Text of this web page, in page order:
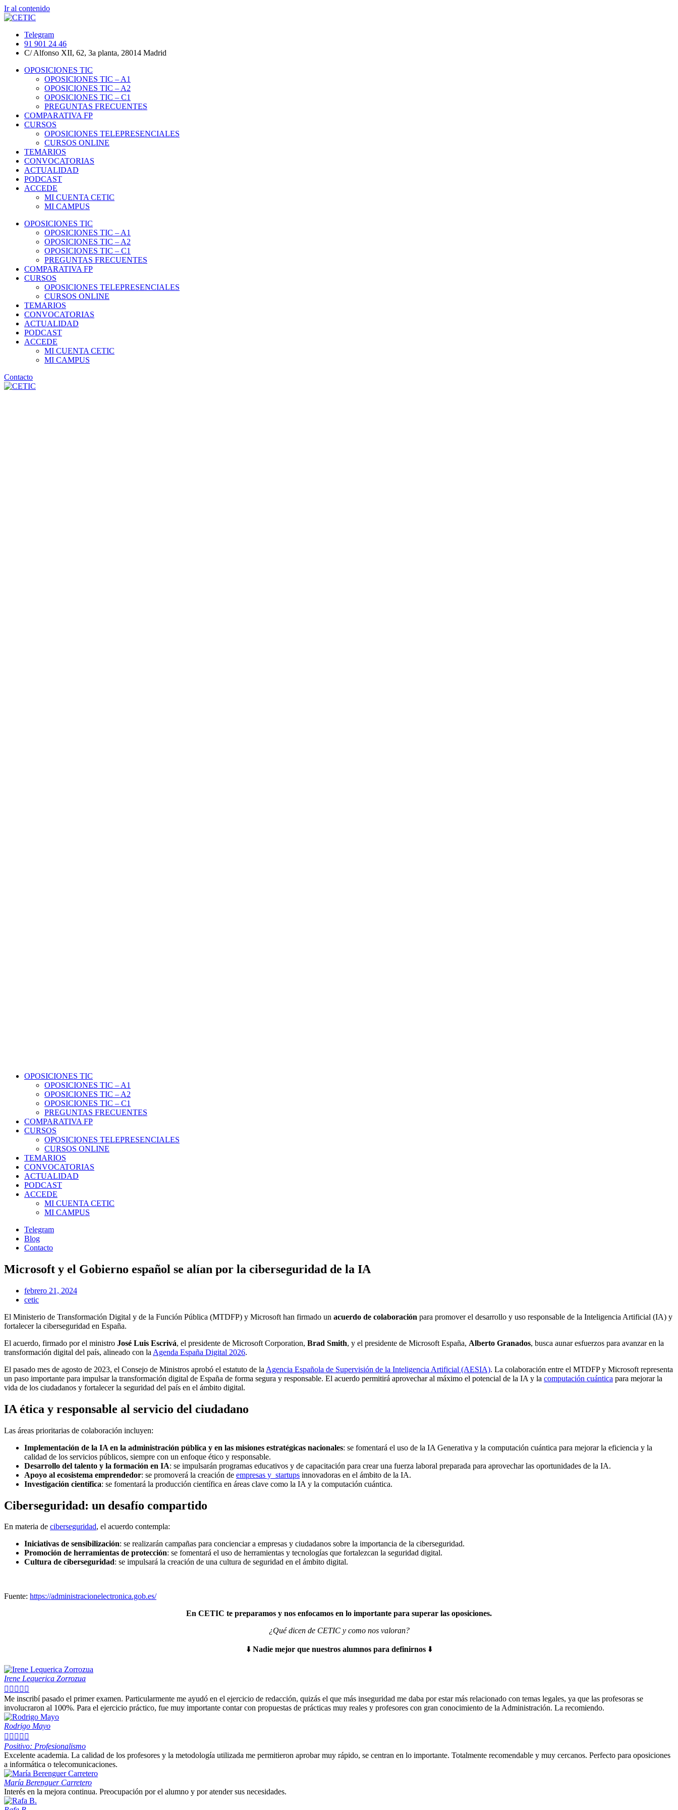
Ir al contenido
Telegram
91 901 24 46
C/ Alfonso XII, 62, 3a planta, 28014 Madrid
OPOSICIONES TIC
OPOSICIONES TIC – A1
OPOSICIONES TIC – A2
OPOSICIONES TIC – C1
PREGUNTAS FRECUENTES
COMPARATIVA FP
CURSOS
OPOSICIONES TELEPRESENCIALES
CURSOS ONLINE
TEMARIOS
CONVOCATORIAS
ACTUALIDAD
PODCAST
ACCEDE
MI CUENTA CETIC
MI CAMPUS
OPOSICIONES TIC
OPOSICIONES TIC – A1
OPOSICIONES TIC – A2
OPOSICIONES TIC – C1
PREGUNTAS FRECUENTES
COMPARATIVA FP
CURSOS
OPOSICIONES TELEPRESENCIALES
CURSOS ONLINE
TEMARIOS
CONVOCATORIAS
ACTUALIDAD
PODCAST
ACCEDE
MI CUENTA CETIC
MI CAMPUS
Contacto
OPOSICIONES TIC
OPOSICIONES TIC – A1
OPOSICIONES TIC – A2
OPOSICIONES TIC – C1
PREGUNTAS FRECUENTES
COMPARATIVA FP
CURSOS
OPOSICIONES TELEPRESENCIALES
CURSOS ONLINE
TEMARIOS
CONVOCATORIAS
ACTUALIDAD
PODCAST
ACCEDE
MI CUENTA CETIC
MI CAMPUS
Telegram
Blog
Contacto
Microsoft y el Gobierno español se alían por la ciberseguridad de la IA
febrero 21, 2024
cetic
El Ministerio de Transformación Digital y de la Función Pública (MTDFP) y Microsoft han firmado un acuerdo de colaboración para promover el desarrollo y uso responsable de la Inteligencia Artificial (IA) y
fortalecer la ciberseguridad en España.
El acuerdo, firmado por el ministro José Luis Escrivá, el presidente de Microsoft Corporation, Brad Smith, y el presidente de Microsoft España, Alberto Granados, busca aunar esfuerzos para avanzar en la
transformación digital del país, alineado con la Agenda España Digital 2026.
El pasado mes de agosto de 2023, el Consejo de Ministros aprobó el estatuto de la Agencia Española de Supervisión de la Inteligencia Artificial (AESIA). La colaboración entre el MTDFP y Microsoft representa
un paso importante para impulsar la transformación digital de España de forma segura y responsable. El acuerdo permitirá aprovechar al máximo el potencial de la IA y la computación cuántica para mejorar la
vida de los ciudadanos y fortalecer la seguridad del país en el ámbito digital.
IA ética y responsable al servicio del ciudadano
Las áreas prioritarias de colaboración incluyen:
Implementación de la IA en la administración pública y en las misiones estratégicas nacionales: se fomentará el uso de la IA Generativa y la computación cuántica para mejorar la eficiencia y la
calidad de los servicios públicos, siempre con un enfoque ético y responsable.
Desarrollo del talento y la formación en IA: se impulsarán programas educativos y de capacitación para crear una fuerza laboral preparada para aprovechar las oportunidades de la IA.
Apoyo al ecosistema emprendedor: se promoverá la creación de empresas y startups innovadoras en el ámbito de la IA.
Investigación científica: se fomentará la producción científica en áreas clave como la IA y la computación cuántica.
Ciberseguridad: un desafío compartido
En materia de ciberseguridad, el acuerdo contempla:
Iniciativas de sensibilización: se realizarán campañas para concienciar a empresas y ciudadanos sobre la importancia de la ciberseguridad.
Promoción de herramientas de protección: se fomentará el uso de herramientas y tecnologías que fortalezcan la seguridad digital.
Cultura de ciberseguridad: se impulsará la creación de una cultura de seguridad en el ámbito digital.
Fuente: https://administracionelectronica.gob.es/
En CETIC te preparamos y nos enfocamos en lo importante para superar las oposiciones.
¿Qué dicen de CETIC y como nos valoran?
⬇️ Nadie mejor que nuestros alumnos para definirnos ⬇️
Irene Lequerica Zorrozua
    
Me inscribí pasado el primer examen. Particularmente me ayudó en el ejercicio de redacción, quizás el que más inseguridad me daba por estar más relacionado con temas legales, ya que las profesoras se
involucraron al 100%. Para el ejercicio práctico, fue muy importante contar con propuestas de prácticas muy reales y profesores con gran conocimiento de la Administración. La recomiendo.
Rodrigo Mayo
    
Positivo: Profesionalismo
Excelente academia. La calidad de los profesores y la metodología utilizada me permitieron aprobar muy rápido, se centran en lo importante. Totalmente recomendable y muy cercanos. Perfecto para oposiciones
a informática o telecomunicaciones.
María Berenguer Carretero
Interés en la mejora continua. Preocupación por el alumno y por atender sus necesidades.